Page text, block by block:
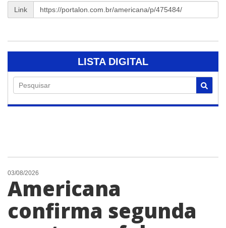
Link
LISTA DIGITAL
Pesquisar
03/08/2026
Americana
confirma segunda